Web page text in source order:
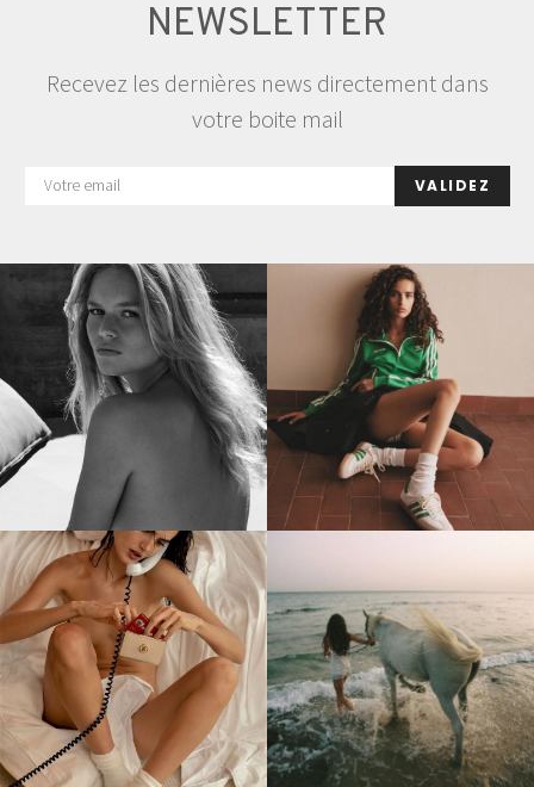
NEWSLETTER
Recevez les dernières news directement dans
votre boite mail
VALIDEZ